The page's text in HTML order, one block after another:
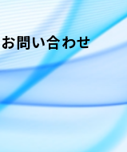
お問い合わせ